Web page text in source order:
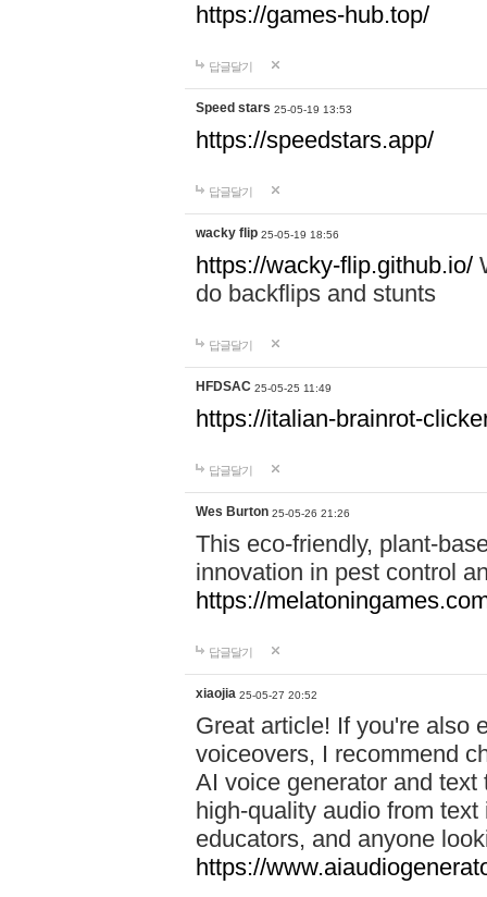
https://games-hub.top/
답글달기
Speed stars 25-05-19 13:53
https://speedstars.app/
답글달기
wacky flip 25-05-19 18:56
https://wacky-flip.github.io/
do backflips and stunts
답글달기
HFDSAC 25-05-25 11:49
https://italian-brainrot-
답글달기
Wes Burton 25-05-26 21:26
This eco-friendly, plant-
innovation in pest control
https://
답글달기
xiaojia 25-05-27 20:52
Great article! If you're also
voiceovers, I recommend
AI voice generator and
high-quality audio from
educators, and anyone
https://